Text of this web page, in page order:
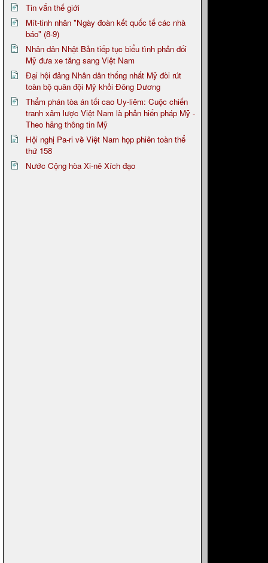
Tin vắn thế giới
Mít-tinh nhân "Ngày đoàn kết quốc tế các nhà
báo" (8-9)
Nhân dân Nhật Bản tiếp tục biểu tình phản đối
Mỹ đưa xe tăng sang Việt Nam
Đại hội đảng Nhân dân thống nhất Mỹ đòi rút
toàn bộ quân đội Mỹ khỏi Đông Dương
Thẩm phán tòa án tối cao Uy-liêm: Cuộc chiến
tranh xâm lược Việt Nam là phản hiến pháp Mỹ -
Theo hãng thông tin Mỹ
Hội nghị Pa-ri về Việt Nam họp phiên toàn thể
thứ 158
Nước Cộng hòa Xi-nê Xích đạo